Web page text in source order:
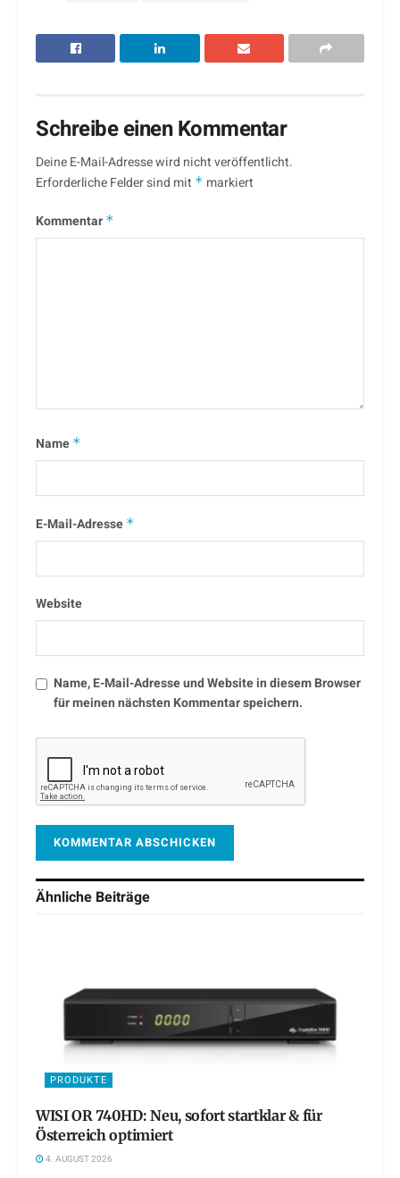
Schreibe einen Kommentar
Deine E-Mail-Adresse wird nicht veröffentlicht.
Erforderliche Felder sind mit * markiert
Kommentar *
Name *
E-Mail-Adresse *
Website
Name, E-Mail-Adresse und Website in diesem Browser
für meinen nächsten Kommentar speichern.
Ähnliche Beiträge
PRODUKTE
WISI OR 740HD: Neu, sofort startklar & für
Österreich optimiert
4. AUGUST 2026